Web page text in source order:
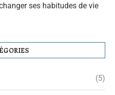
ses habitudes de vie
(5)